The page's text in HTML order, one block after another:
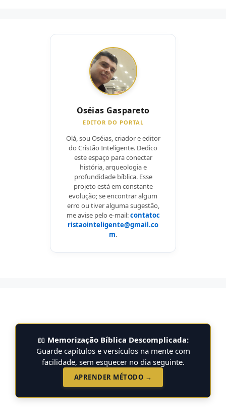
Oséias Gaspareto
EDITOR DO PORTAL
Olá, sou Oséias, criador e editor
do Cristão Inteligente. Dedico
este espaço para conectar
história, arqueologia e
profundidade bíblica. Esse
projeto está em constante
evolução; se encontrar algum
erro ou tiver alguma sugestão,
me avise pelo e-mail:contatoc
ristaointeligente@gmail.co
m.
📖 Memorização Bíblica Descomplicada:
Guarde capítulos e versículos na mente com
facilidade, sem esquecer no dia seguinte.
APRENDER MÉTODO →